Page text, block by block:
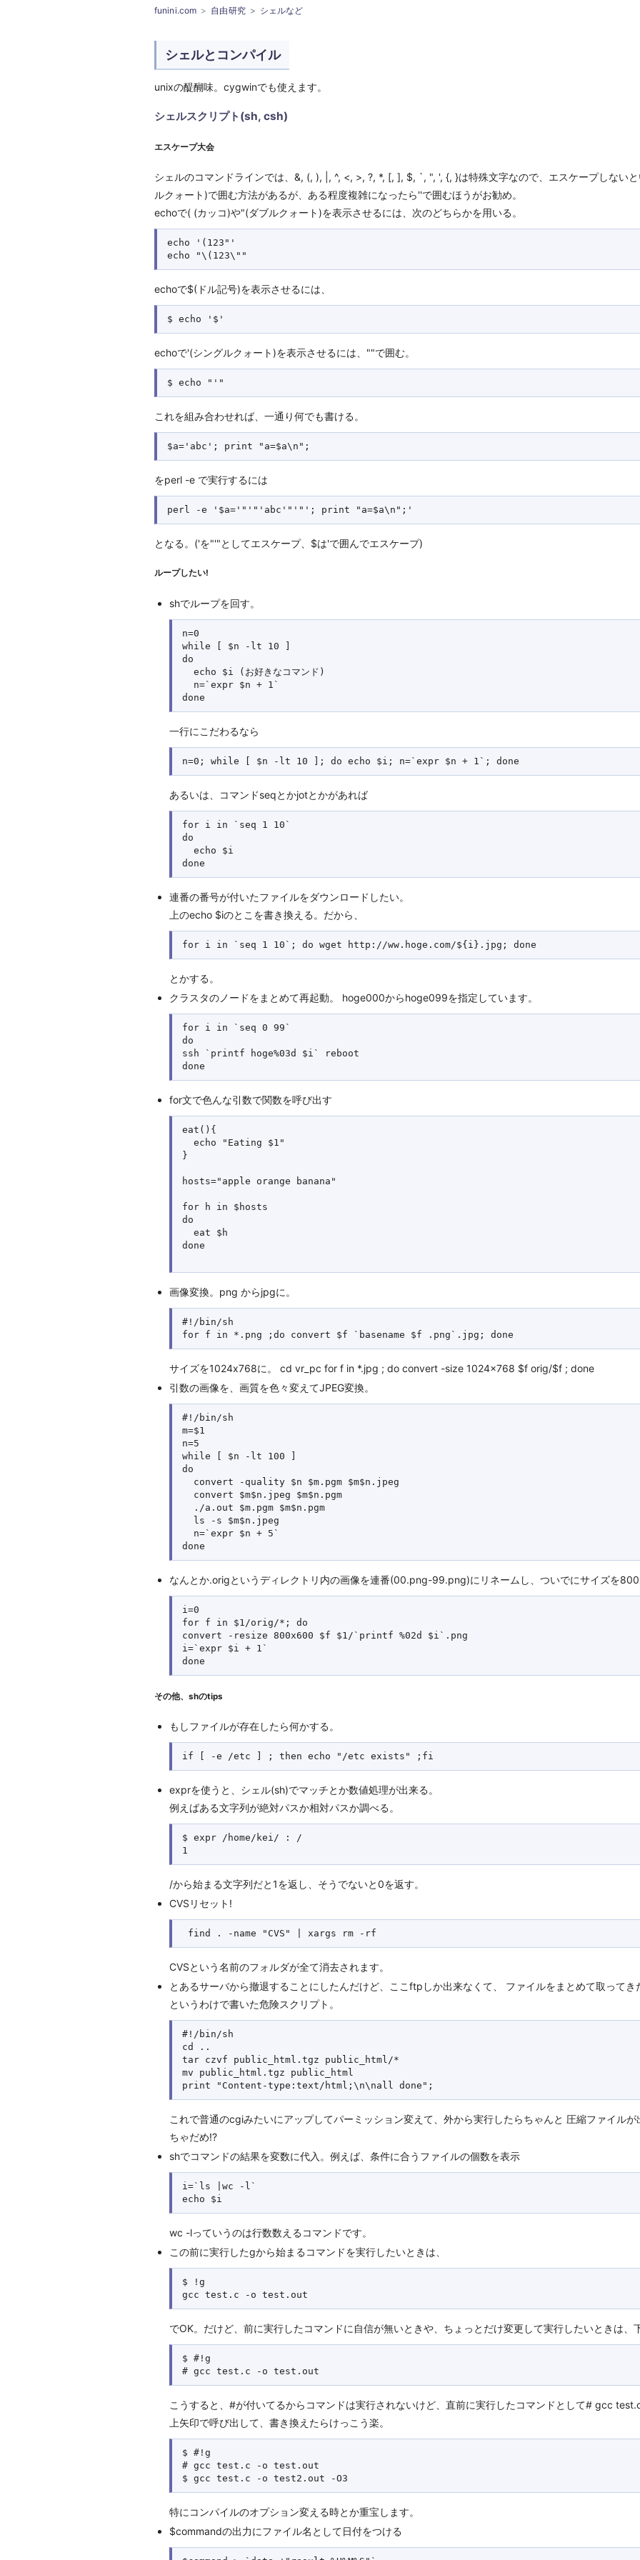
funini.com 自由研究 シェルなど
シェルとコンパイル
unixの醍醐味。cygwinでも使えます。
シェルスクリプト(sh, csh)
エスケープ大会
シェルのコマンドラインでは、&, (, ), |, ^, <, >, ?, *, [, ], $, `, ", ', {, }は特殊文字なので、エスケープしない
ルクォート)で囲む方法があるが、ある程度複雑になったら''で囲むほうがお勧め。
echoで( (カッコ)や"(ダブルクォート)を表示させるには、次のどちらかを用いる。
echo '(123"'
echoで$(ドル記号)を表示させるには、
echoで'(シングルクォート)を表示させるには、""で囲む。
これを組み合わせれば、一通り何でも書ける。
をperl -e で実行するには
となる。('を"'"としてエスケープ、$は'で囲んでエスケープ)
ループしたい!
shでループを回す。
n=0
while [ $n -lt 10 ]
do
  echo $i (お好きなコマンド)
  n=`expr $n + 1`
一行にこだわるなら
あるいは、コマンドseqとかjotとかがあれば
for i in `seq 1 10`
do
  echo $i
連番の番号が付いたファイルをダウンロードしたい。
上のecho $iのとこを書き換える。だから、
とかする。
クラスタのノードをまとめて再起動。 hoge000からhoge099を指定しています。
for i in `seq 0 99`
do
ssh `printf hoge%03d $i` reboot
for文で色んな引数で関数を呼び出す
eat(){
  echo "Eating $1"
}
hosts="apple orange banana"
for h in $hosts
do
  eat $h
done
画像変換。png からjpgに。
#!/bin/sh
サイズを1024x768に。 cd vr_pc for f in *.jpg ; do convert -size 1024x768 $f orig/$f ; done
引数の画像を、画質を色々変えてJPEG変換。
#!/bin/sh
m=$1
n=5
while [ $n -lt 100 ]
do
  convert -quality $n $m.pgm $m$n.jpeg
  convert $m$n.jpeg $m$n.pgm
  ./a.out $m.pgm $m$n.pgm
  ls -s $m$n.jpeg
  n=`expr $n + 5`
なんとか.origというディレクトリ内の画像を連番(00.png-99.png)にリネームし、ついでにサイズを
i=0
for f in $1/orig/*; do
convert -resize 800x600 $f $1/`printf %02d $i`.png
i=`expr $i + 1`
その他、shのtips
もしファイルが存在したら何かする。
exprを使うと、シェル(sh)でマッチとか数値処理が出来る。
例えばある文字列が絶対パスか相対パスか調べる。
$ expr /home/kei/ : /
/から始まる文字列だと1を返し、そうでないと0を返す。
CVSリセット!
CVSという名前のフォルダが全て消去されます。
とあるサーバから撤退することにしたんだけど、ここftpしか出来なくて、 ファイルをまとめて取ってき
というわけで書いた危険スクリプト。
#!/bin/sh
cd ..
tar czvf public_html.tgz public_html/*
mv public_html.tgz public_html
これで普通のcgiみたいにアップしてパーミッション変えて、外から実行したらちゃんと 圧縮ファイル
ちゃだめ!?
shでコマンドの結果を変数に代入。例えば、条件に合うファイルの個数を表示
i=`ls |wc -l`
wc -lっていうのは行数数えるコマンドです。
この前に実行したgから始まるコマンドを実行したいときは、
$ !g
でOK。だけど、前に実行したコマンドに自信が無いときや、ちょっとだけ変更して実行したいときは、
$ #!g
こうすると、#が付いてるからコマンドは実行されないけど、直前に実行したコマンドとして# gcc
上矢印で呼び出して、書き換えたらけっこう楽。
$ #!g
# gcc test.c -o test.out
特にコンパイルのオプション変える時とか重宝します。
$commandの出力にファイル名として日付をつける